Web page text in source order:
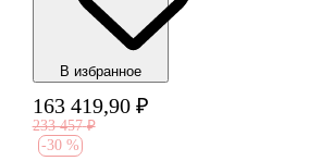
В избранноe
163 419,90 ₽
233 457 ₽
-30 %